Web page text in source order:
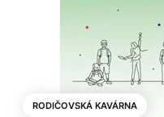
RODIČOVSKÁ KAVÁRNA